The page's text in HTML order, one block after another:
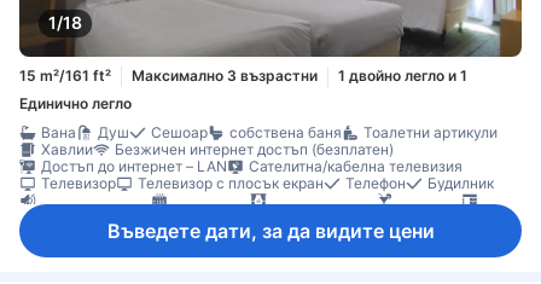
1/18
15 m²/161 ft² Максимално 3 възрастни
1 двойно легло и 1
Единично легло
Вана
Душ Сешоар собствена баня
Тоалетни артикули
Хавлии
Безжичен интернет достъп (безплатен)
Достъп до интернет – LAN
Сателитна/кабелна телевизия
Телевизор
Телевизор с плосък екран Телефон
Будилник
Детектор за дим
Непушачи Сейф в стаята
Въведете дати, за да видите цени